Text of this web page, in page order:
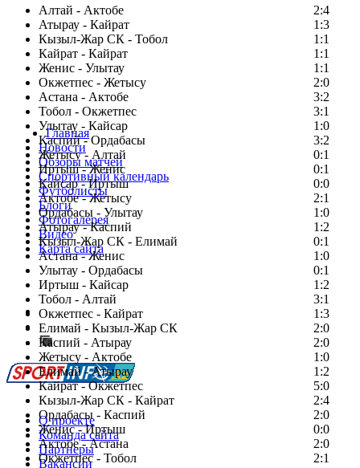
Алтай - Актобе
2:4
Атырау - Кайрат
1:3
Кызыл-Жар СК - Тобол
1:1
Кайрат - Кайрат
1:1
Женис - Улытау
1:1
Окжетпес - Жетысу
2:0
Астана - Актобе
3:2
Тобол - Окжетпес
3:1
Улытау - Кайсар
1:0
Каспий - Ордабасы
3:2
Жетысу - Алтай
0:1
Иртыш - Женис
0:1
Кайсар - Иртыш
0:0
Актобе - Жетысу
2:1
Ордабасы - Улытау
1:0
Атырау - Каспий
1:2
Кызыл-Жар СК - Елимай
0:1
Астана - Женис
1:0
Улытау - Ордабасы
0:1
Иртыш - Кайсар
1:2
Тобол - Алтай
3:1
Окжетпес - Кайрат
1:3
Елимай - Кызыл-Жар СК
2:0
Каспий - Атырау
2:0
Жетысу - Актобе
1:0
Елимай - Атырау
1:2
Кайрат - Окжетпес
5:0
Кызыл-Жар СК - Кайрат
2:4
Ордабасы - Каспий
2:0
Женис - Иртыш
0:0
Актобе - Астана
2:0
Окжетпес - Тобол
2:1
Главная
Новости
Обзоры матчей
Спортивный календарь
Футболисты
Блоги
Фотогалерея
Видео
Карта сайта
Есть идея?
Сообщить о мероприятии
Перейти на старый сайт
О проекте
Команда сайта
Партнеры
Вакансии